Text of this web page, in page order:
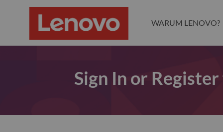
WARUM LENOVO?
Sign In or